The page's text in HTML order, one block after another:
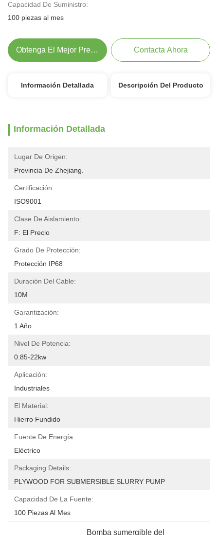
Capacidad De Suministro:
100 piezas al mes
Obtenga El Mejor Precio Contacta Ahora
Información Detallada Descripción Del Producto
Información Detallada
Lugar De Origen:
Provincia De Zhejiang.
Certificación:
ISO9001
Clase De Aislamiento:
F: El Precio
Grado De Protección:
Protección IP68
Duración Del Cable:
10M
Garantización:
1 Año
Nivel De Potencia:
0.85-22kw
Aplicación:
Industriales
El Material:
Hierro Fundido
Fuente De Energía:
Eléctrico
Packaging Details:
PLYWOOD FOR SUBMERSIBLE SLURRY PUMP
Capacidad De La Fuente:
100 Piezas Al Mes
Bomba sumergible del